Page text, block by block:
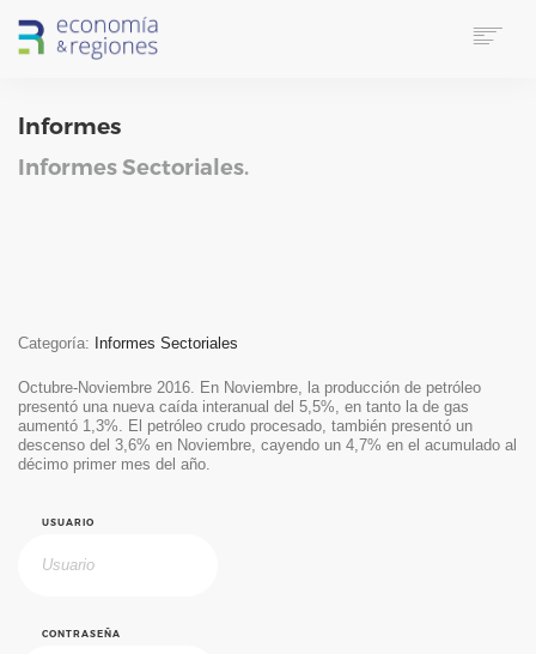
SOBRE E&R
Informes
Informes Sectoriales.
Categoría: Informes Sectoriales
Octubre-Noviembre 2016. En Noviembre, la producción de petróleo
presentó una nueva caída interanual del 5,5%, en tanto la de gas
aumentó 1,3%. El petróleo crudo procesado, también presentó un
descenso del 3,6% en Noviembre, cayendo un 4,7% en el acumulado al
décimo primer mes del año.
USUARIO
CONTRASEÑA